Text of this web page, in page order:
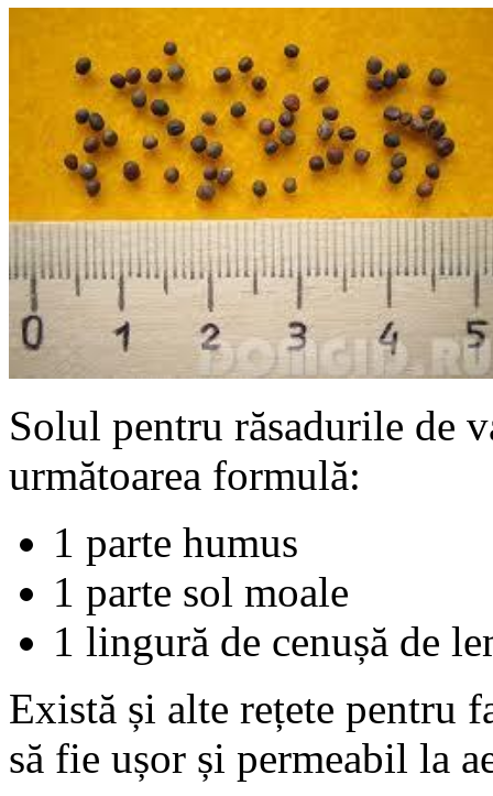
Solul pentru răsadurile de
următoarea formulă:
1 parte humus
1 parte sol moale
1 lingură de cenușă de
Există și alte rețete pentru
să fie ușor și permeabil la